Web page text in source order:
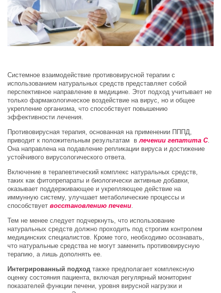
Системное взаимодействие противовирусной терапии с
использованием натуральных средств представляет собой
перспективное направление в медицине. Этот подход учитывает не
только фармакологическое воздействие на вирус, но и общее
укрепление организма, что способствует повышению
эффективности лечения.
Противовирусная терапия, основанная на применении ПППД,
приводит к положительным результатам в лечении гепатита С.
Она направлена на подавление репликации вируса и достижение
устойчивого вирусологического ответа.
Включение в терапевтический комплекс натуральных средств,
таких как фитопрепараты и биологически активные добавки,
оказывает поддерживающее и укрепляющее действие на
иммунную систему, улучшает метаболические процессы и
способствует восстановлению печени
Тем не менее следует подчеркнуть, что использование
натуральных средств должно проходить под строгим контролем
медицинских специалистов. Кроме того, необходимо осознавать,
что натуральные средства не могут заменить противовирусную
терапию, а лишь дополнять ее.
Интегрированный подход также предполагает комплексную
оценку состояния пациента, включая регулярный мониторинг
показателей функции печени, уровня вирусной нагрузки и